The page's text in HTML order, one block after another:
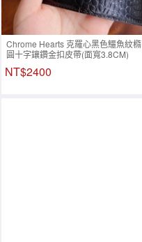
Chrome Hearts 克羅心黑色鱷魚紋橢
圓十字鑲鑽金扣皮帶(面寬3.8CM)
NT$2400